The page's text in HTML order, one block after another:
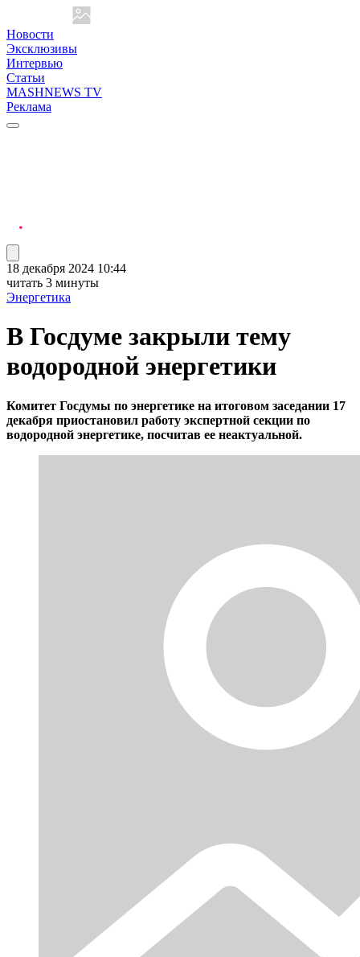
Новости
Эксклюзивы
Интервью
Статьи
MASHNEWS TV
Реклама
18 декабря 2024 10:44
читать 3 минуты
Энергетика
В Госдуме закрыли тему
водородной энергетики
Комитет Госдумы по энергетике на итоговом заседании 17
декабря приостановил работу экспертной секции по
водородной энергетике, посчитав ее неактуальной.